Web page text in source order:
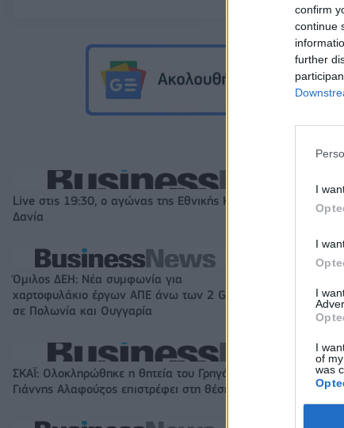
confirm
continue
further
I
I
I
I
of
was
Live στις 19:30, ο αγώνας της Εθνικής Κορασίδων απέναντι
Δανία
Όμιλος ΔΕΗ: Νέα συμφωνία για
χαρτοφυλάκιο έργων ΑΠΕ άνω των 2 GW
σε Πολωνία και Ουγγαρία
συμμετοχής
έναντι 49,35
ΣΚΑΪ: Ολοκληρώθηκε η θητεία του Γρηγόρη Δημητριάδη - Ο
Γιάννης Αλαφούζος επιστρέφει στη θέση του CEO